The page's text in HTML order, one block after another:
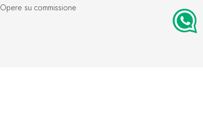
Opere su commissione